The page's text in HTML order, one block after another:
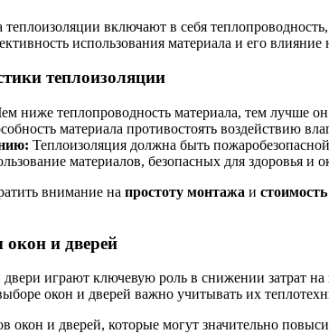
включают в себя
использования материала и его влияние
теплоизоляции
ниже теплопроводность материала, тем лучше
материала противостоять воздействию
Теплоизоляция должна быть
материалов, безопасных для здоровья и
внимание на простоту монтажа и
и дверей
играют ключевую роль в снижении затрат
окон и дверей важно учитывать их
окон и дверей, которые могут значительно